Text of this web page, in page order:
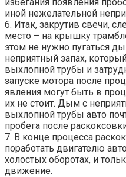
иной нежелательной
6. Итак, закрутив свечи,
место – на крышку
этом не нужно пугаться
неприятный запах,
выхлопной трубы и
запуске мотора после
явления могут быть в
их не стоит. Дым с
выхлопной трубы авто
пробега после
7. В конце процесса
поработать двигателю
холостых оборотах, и
движение.